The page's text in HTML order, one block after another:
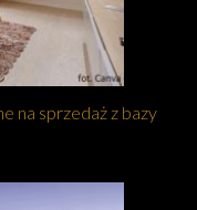
na sprzedaż z bazy